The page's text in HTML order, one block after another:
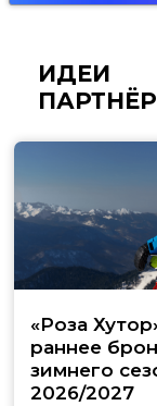
ИДЕИ
«Роза
раннее
зимнего
2026/2027